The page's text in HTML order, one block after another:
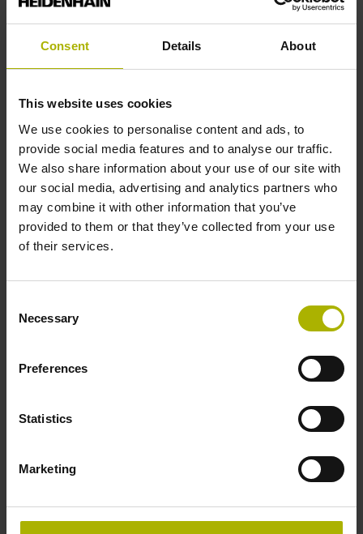
Consent Details About
This website uses cookies
We use cookies to personalise content and ads, to
provide social media features and to analyse our traffic.
We also share information about your use of our site with
our social media, advertising and analytics partners who
may combine it with other information that you’ve
provided to them or that they’ve collected from your use
of their services.
Selection
Necessary
Preferences
Statistics
Marketing
削データ計算機により、最適な切削値を
OCMのおかげで常に最適なツールパスを